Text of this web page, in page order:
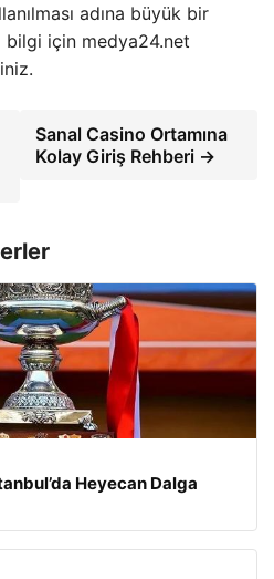
adına büyük bir
bilgi için medya24.net
Sanal Casino Ortamına
Kolay Giriş Rehberi →
Heyecan Dalga